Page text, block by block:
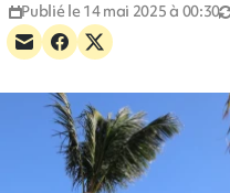
Publié le 14 mai 2025 à 00:30